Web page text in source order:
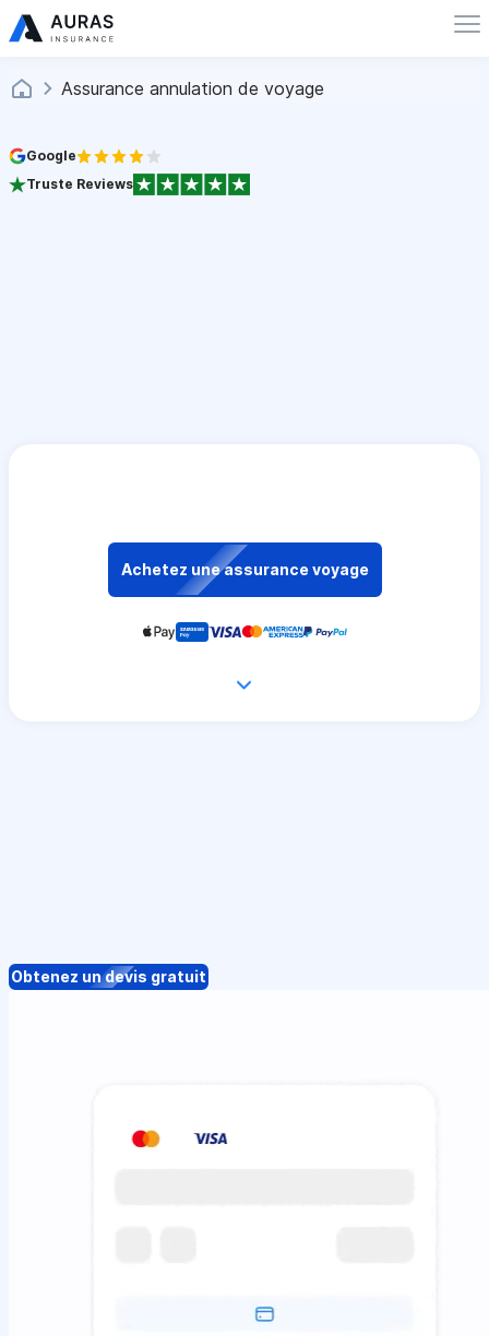
Assurance annulation de voyage
Google
Truste Reviews
Achetez une assurance voyage
Obtenez un devis gratuit